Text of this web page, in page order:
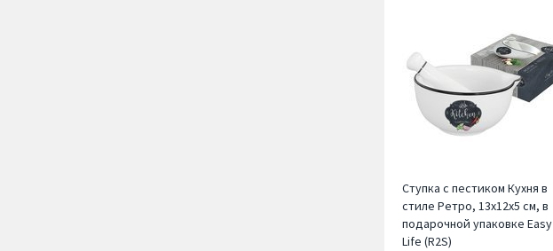
Ступка с пестиком Кухня в
стиле Ретро, 13х12х5 см, в
подарочной упаковке Easy
Life (R2S)